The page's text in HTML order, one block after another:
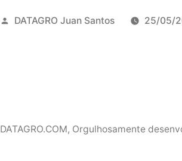
Publicado
DATAGRO Juan Santos 25/05/
DATAGRO.COM, Orgulhosamente